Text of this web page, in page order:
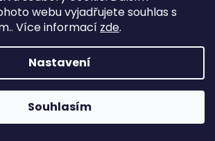
webu vyjadřujete souhlas s
Více informací zde.
Nastavení
Souhlasím
Glasspo s.r.o.Všechna práva
vyhrazena
& DesignFisped Design